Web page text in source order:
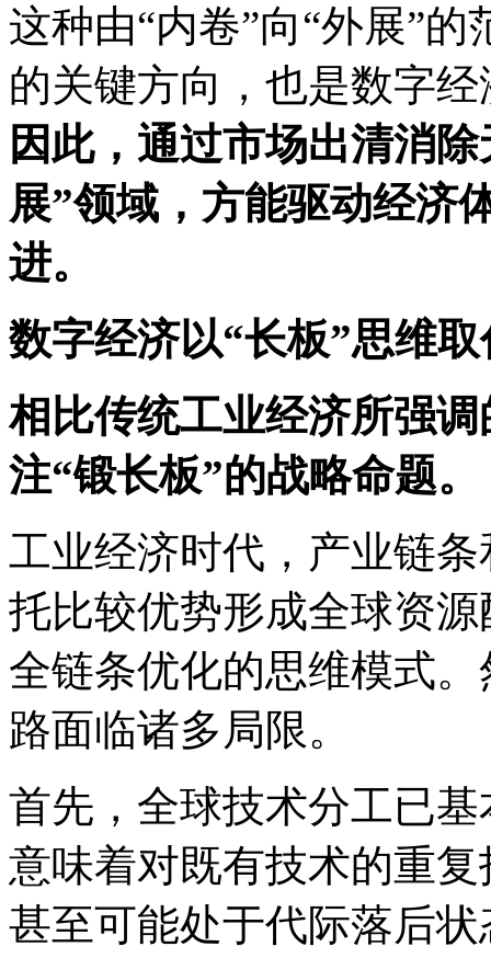
这种由“内卷”向“外展”
的关键方向，也是数字
因此，通过市场出清消
展”领域，方能驱动经济
进。
数字经济以“长板”思维
相比传统工业经济所强
注“锻长板”的战略命题。
工业经济时代，产业链
托比较优势形成全球资
全链条优化的思维模式
路面临诸多局限。
首先，全球技术分工已
意味着对既有技术的重
甚至可能处于代际落后